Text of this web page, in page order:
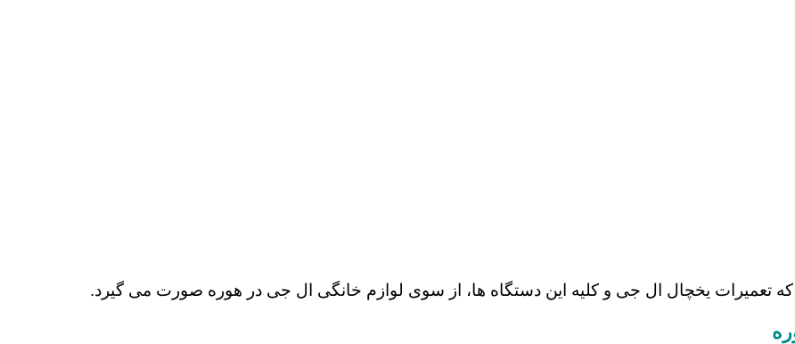
تعمیرات یخچال ال جی و کلیه این دستگاه ها، از سوی لوازم خانگی ال جی در هوره صورت می گیرد.